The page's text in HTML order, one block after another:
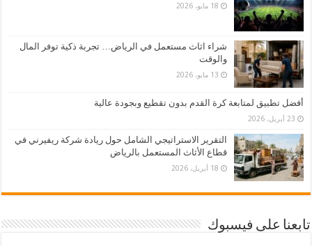
18 مايو، 2026
شراء اثاث مستعمل في الرياض… تجربة ذكية توفر المال
والوقت
13 مايو، 2026
أفضل تطبيق لمتابعة كرة القدم بدون تقطيع وبجودة عالية
23 أبريل، 2026
التقرير الاستراتيجي الشامل حول ريادة شركة ريفيرني في
قطاع الأثاث المستعمل بالرياض
18 أبريل، 2026
تابعنا على فيسبوك